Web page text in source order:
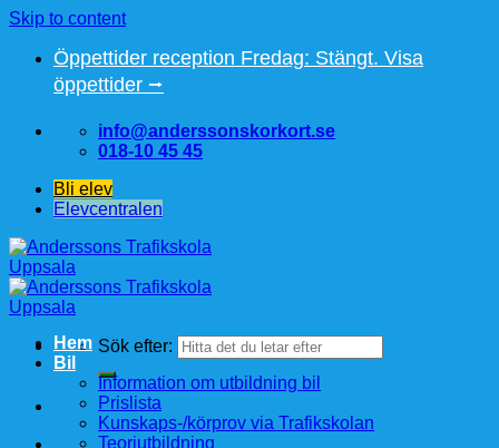
Skip to content
Öppettider reception Fredag: Stängt. Visa
öppettider ⭢
info@anderssonskorkort.se
018-10 45 45
Bli elev
Elevcentralen
Sök efter:
Hem
Bil
Information om utbildning bil
Prislista
Kunskaps-/körprov via Trafikskolan
Teoriutbildning